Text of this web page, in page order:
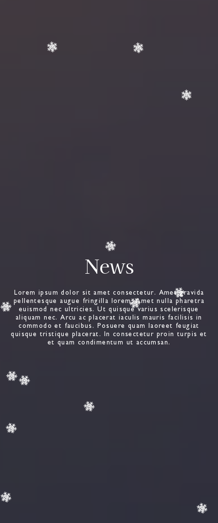
News
Lorem ipsum dolor sit amet consectetur. Amet gravida
pellentesque augue fringilla lorem. Amet nulla pharetra
euismod nec ultricies. Ut quisque varius scelerisque
aliquam nec. Arcu ac placerat iaculis mauris facilisis in
commodo et faucibus. Posuere quam laoreet feugiat
quisque tristique placerat. In consectetur proin turpis et
et quam condimentum ut accumsan.